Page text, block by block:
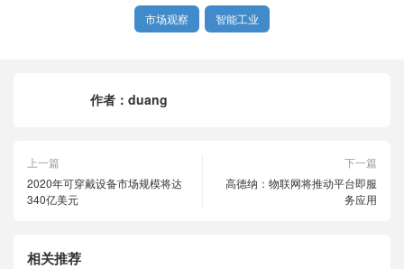
市场观察 智能工业
作者： duang
上一篇
2020年可穿戴设备市场规模将达
340亿美元
下一篇
高德纳：物联网将推动平台即服
务应用
相关推荐